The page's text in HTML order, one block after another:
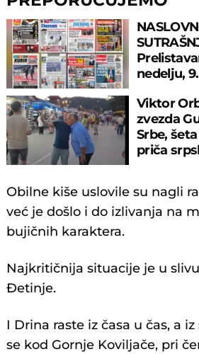
nedelju,
Viktor
zvezda
Srbe,
priča
Obilne kiše uslovile su nagli
već je došlo i do izlivanja na
bujičnih karaktera.
Najkritičnija situacije je u
Đetinje.
I Drina raste iz časa u čas, a
se kod Gornje Koviljače, pri